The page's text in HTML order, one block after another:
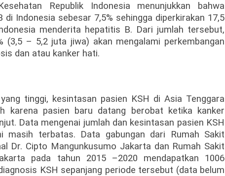
Republik Indonesia menunjukkan bahwa
di Indonesia sebesar 7,5% sehingga diperkirakan 17,5
menderita hepatitis B. Dari jumlah tersebut,
(3,5 – 5,2 juta jiwa) akan mengalami perkembangan
dan atau kanker hati.
tinggi, kesintasan pasien KSH di Asia Tenggara
karena pasien baru datang berobat ketika kanker
Data mengenai jumlah dan kesintasan pasien KSH
masih terbatas. Data gabungan dari Rumah Sakit
Dr. Cipto Mangunkusumo Jakarta dan Rumah Sakit
pada tahun 2015 –2020 mendapatkan 1006
KSH sepanjang periode tersebut (data belum